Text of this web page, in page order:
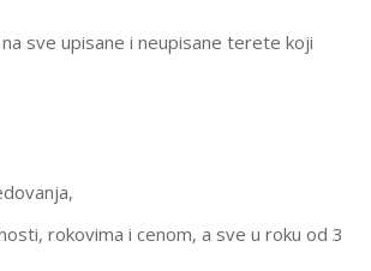
sve upisane i neupisane terete koji
rokovima i cenom, a sve u roku od 3